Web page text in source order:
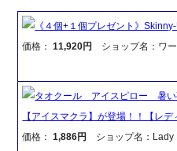
《４個+１個プレゼント》
価格：11,920円 ショップ名：ワー
タオクール アイスピロー 暑い
【アイスマクラ】が登場！！【レデ
価格：1,886円 ショップ名：Lady